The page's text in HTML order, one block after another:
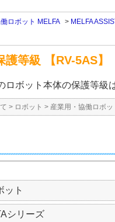
ロボット MELFA > MELFA
等級 【RV-5AS】
ロボット本体の保護等級
> ロボット > 産業用・協働ロボッ
ット
シリーズ